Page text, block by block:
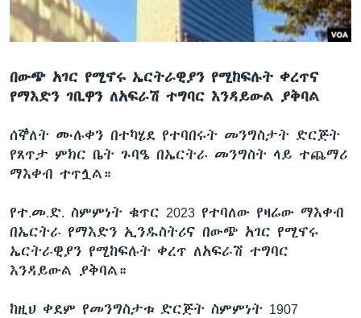
በውጭ አገር የሚኖሩ ኤርትራዊያን የሚከፍሉት ቀረጥና
የማእድን ገቢዋን ለአፍራሽ ተግባር እንዳይውል ያቅባል
ሰኞለት ሙሉቀን በተካሄደ የተባበሩት መንግስታት ድርጅት
የጸጥታ ምክር ቤት ጉባዔ በኤርትራ መንግስት ላይ ተጨማሪ
ማእቀብ ተጥሏል።
የተ.መ.ድ. ስምምነት ቁጥር 2023 የተባለው የዛሬው ማእቀብ
በኤርትራ የማእድን ኢንዱስትሪና በውጭ አገር የሚኖሩ
ኤርትራዊያን የሚከፍሉት ቀረጥ ለአፍራሽ ተግባር
እንዳይውል ያቅባል።
ከዚህ ቀደም የመንግስታቱ ድርጅት ስምምነት 1907